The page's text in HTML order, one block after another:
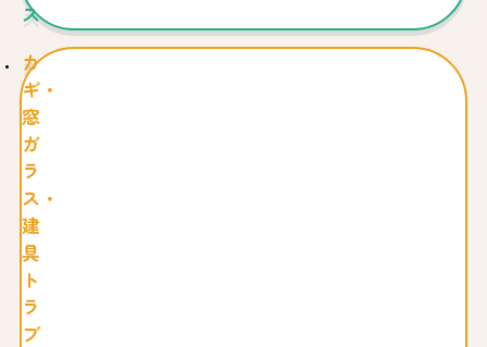
ス
カ
ギ・
窓
ガ
ラ
ス・
建
具
ト
ラ
ブ